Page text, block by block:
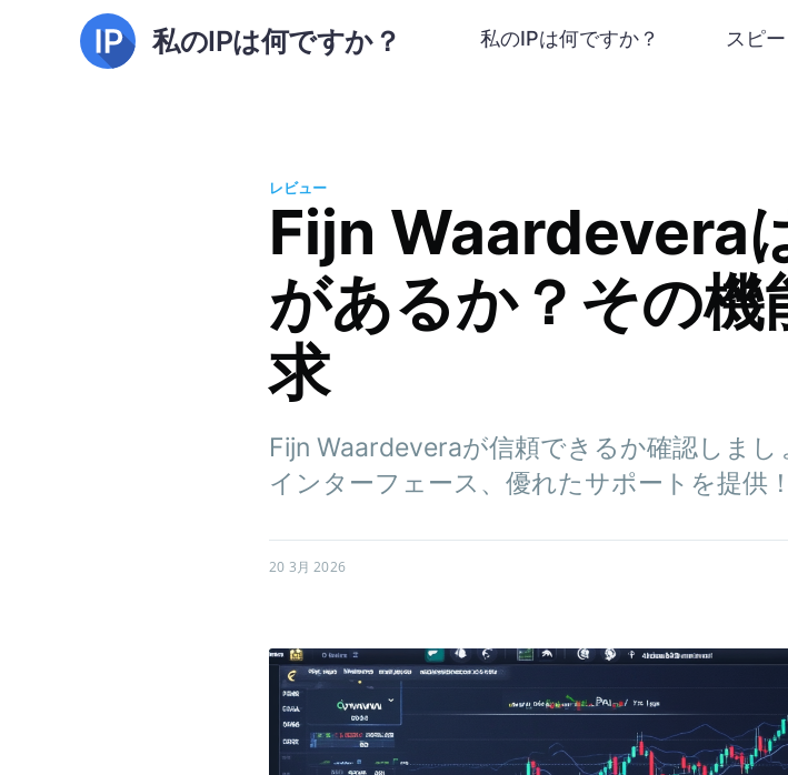
私のIPは何ですか？ 私のIPは何ですか？ スピ
レビュー
Fijn Waardevera
があるか？その
求
Fijn Waardeveraが信頼できるか確認しま
インターフェース、優れたサポートを提供！
20 3月 2026